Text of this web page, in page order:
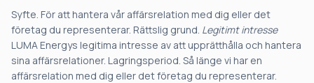
Syfte. För att hantera vår affärsrelation med dig eller det
företag du representerar. Rättslig grund. Legitimt intresse
LUMA Energys legitima intresse av att upprätthålla och hantera
sina affärsrelationer. Lagringsperiod. Så länge vi har en
affärsrelation med dig eller det företag du representerar.